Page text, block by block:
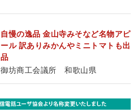
自慢の逸品 金山寺みそなど名物アピ
ール 訳ありみかんやミニトマトも出
品
御坊商工会議所 和歌山県